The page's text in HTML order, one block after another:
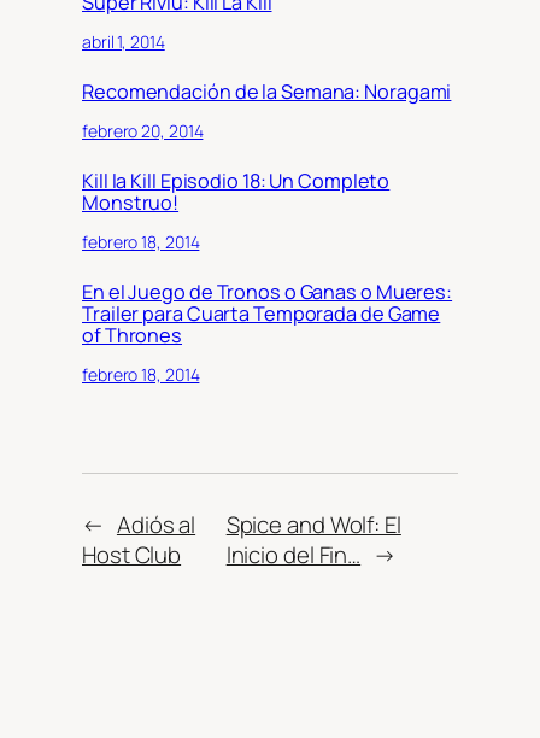
abril 1, 2014
Recomendación de la Semana: Noragami
febrero 20, 2014
Kill la Kill Episodio 18: Un Completo
Monstruo!
febrero 18, 2014
En el Juego de Tronos o Ganas o Mueres:
Trailer para Cuarta Temporada de Game
of Thrones
febrero 18, 2014
← Adiós al
Host Club
Spice and Wolf: El
Inicio del Fin… →